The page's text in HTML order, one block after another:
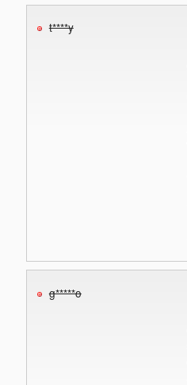
t****y
g*****o